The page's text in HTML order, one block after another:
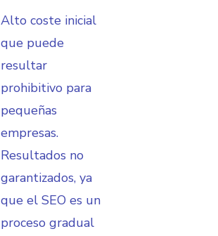
Alto coste inicial
que puede
resultar
prohibitivo para
pequeñas
empresas.
Resultados no
garantizados, ya
que el SEO es un
proceso gradual